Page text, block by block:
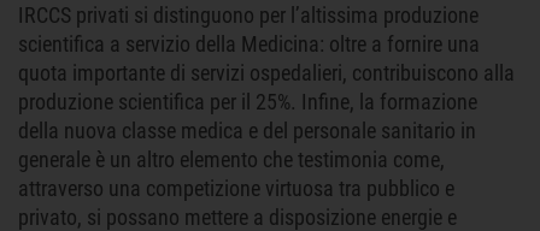
IRCCS privati si distinguono per l’altissima produzione
scientifica a servizio della Medicina: oltre a fornire una
quota importante di servizi ospedalieri, contribuiscono alla
produzione scientifica per il 25%. Infine, la formazione
della nuova classe medica e del personale sanitario in
generale è un altro elemento che testimonia come,
attraverso una competizione virtuosa tra pubblico e
privato, si possano mettere a disposizione energie e